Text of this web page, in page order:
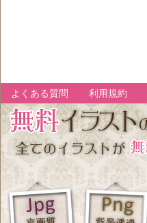
よくある質問 利用規約